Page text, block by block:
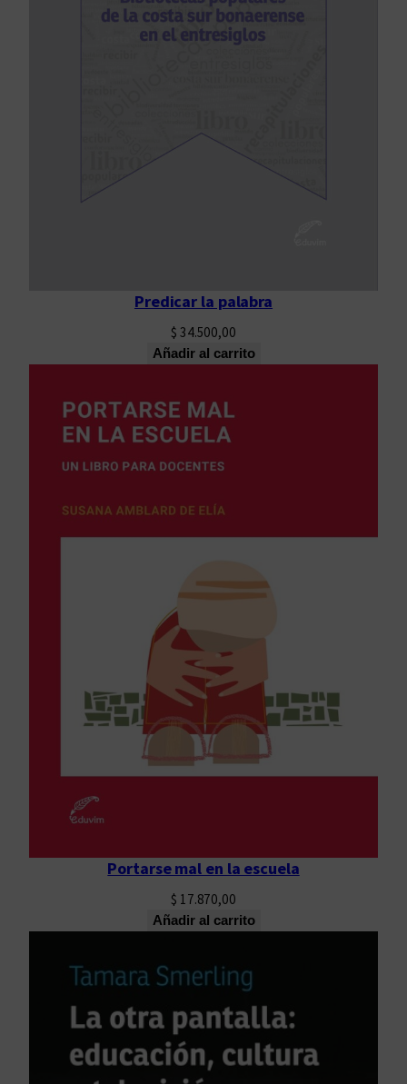
Predicar la palabra
$ 34.500,00
Añadir al carrito
Portarse mal en la escuela
$ 17.870,00
Añadir al carrito